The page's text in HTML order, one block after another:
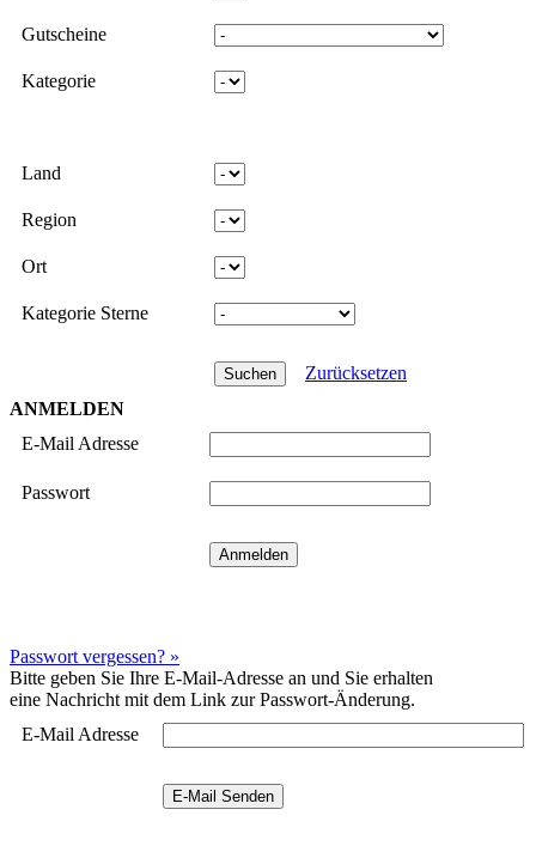
Gutscheine
Kategorie
Land
Region
Ort
Kategorie Sterne
Zurücksetzen
ANMELDEN
E-Mail Adresse
Passwort
Passwort vergessen? »
Bitte geben Sie Ihre E-Mail-Adresse an und Sie erhalten
eine Nachricht mit dem Link zur Passwort-Änderung.
E-Mail Adresse